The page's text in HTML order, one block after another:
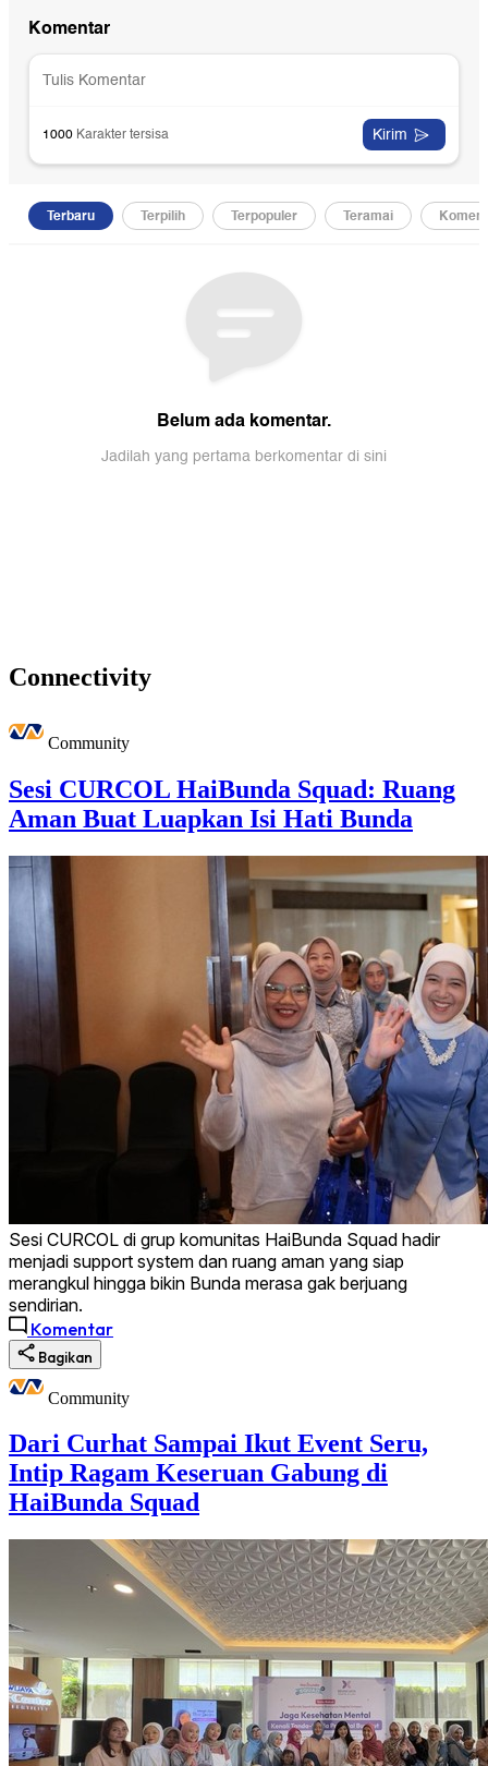
Connectivity
Community
Sesi CURCOL HaiBunda Squad: Ruang
Aman Buat Luapkan Isi Hati Bunda
Sesi CURCOL di grup komunitas HaiBunda Squad hadir
menjadi support system dan ruang aman yang siap
merangkul hingga bikin Bunda merasa gak berjuang
sendirian.
Komentar
Bagikan
Community
Dari Curhat Sampai Ikut Event Seru,
Intip Ragam Keseruan Gabung di
HaiBunda Squad